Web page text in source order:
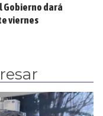
Gobierno dará
viernes